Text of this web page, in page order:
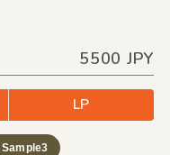
5500 JPY
LP
Sample3